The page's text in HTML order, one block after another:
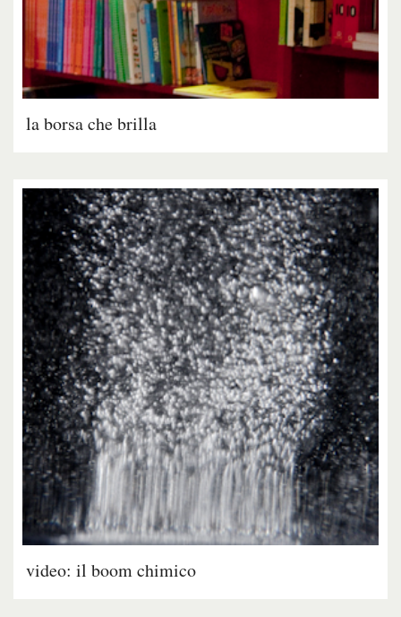
la borsa che brilla
video: il boom chimico